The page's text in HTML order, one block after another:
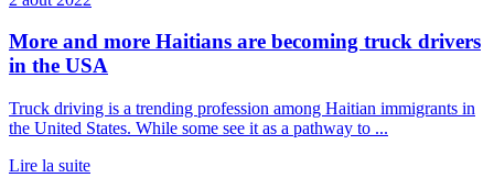
More and more Haitians are becoming truck drivers
in the USA
Truck driving is a trending profession among Haitian immigrants in
the United States. While some see it as a pathway to ...
Lire la suite